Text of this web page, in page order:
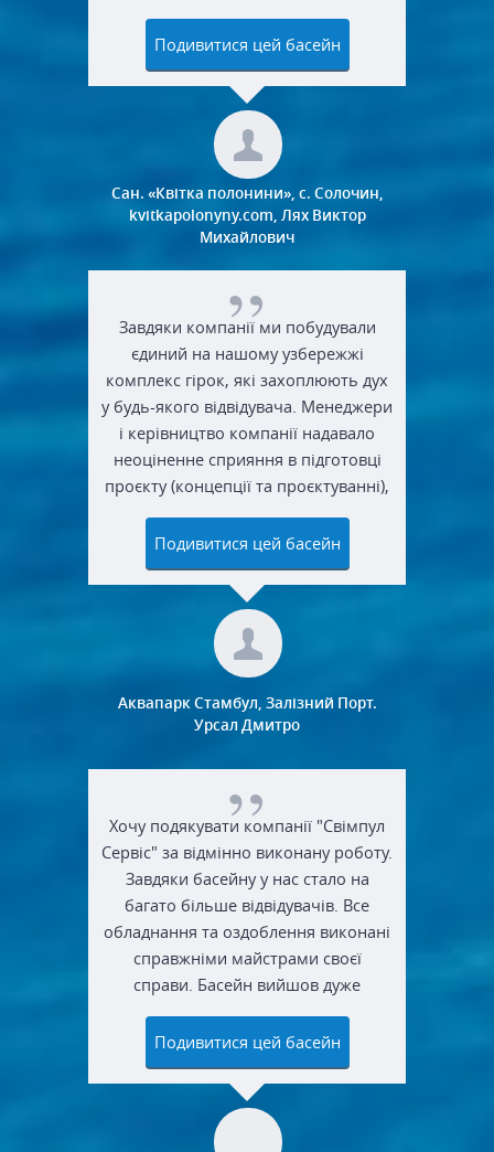
дуже подобається джакузі з теплою
водою.
Подивитися цей басейн
Сан. «Квітка полонини», с. Солочин,
kvitkapolonyny.com, Лях Виктор
Михайлович
Завдяки компанії ми побудували
єдиний на нашому узбережжі
комплекс гірок, які захоплюють дух
у будь-якого відвідувача. Менеджери
і керівництво компанії надавало
неоціненне сприяння в підготовці
проєкту (концепції та проєктуванні),
а робітники грамотно і якісно
провели монтаж насосного
обладнання для подачі води.
Дякуємо за виконану роботу.
Подивитися цей басейн
Аквапарк Стамбул, Залізний Порт.
Урсал Дмитро
Хочу подякувати компанії "Свімпул
Сервіс" за відмінно виконану роботу.
Завдяки басейну у нас стало на
багато більше відвідувачів. Все
обладнання та оздоблення виконані
справжніми майстрами своєї
справи. Басейн вийшов дуже
красивий і функціональний.
Подивитися цей басейн